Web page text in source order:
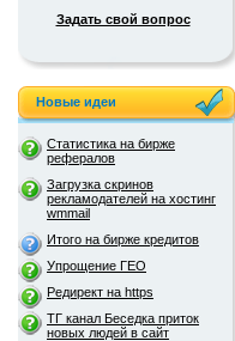
Задать свой вопрос
Новые идеи
Статистика на бирже
рефералов
Загрузка скринов
рекламодателей на хостинг
wmmail
Итого на бирже кредитов
Упрощение ГЕО
Редирект на https
ТГ канал Беседка приток
новых людей в сайт